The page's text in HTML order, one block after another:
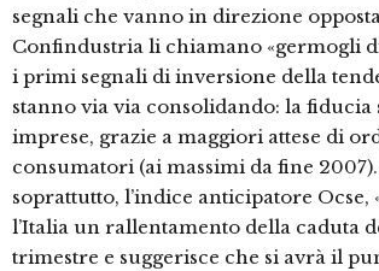
segnali che vanno in direzione
Confindustria li chiamano «germogli
i primi segnali di inversione della
stanno via via consolidando: la fiducia
imprese, grazie a maggiori attese di
consumatori (ai massimi da fine
soprattutto, l’indice anticipatore Ocse,
l’Italia un rallentamento della caduta
trimestre e suggerisce che si avrà il